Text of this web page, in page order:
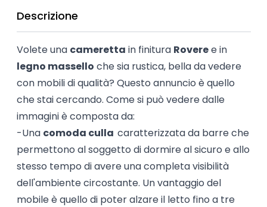
Descrizione
Volete una cameretta in finitura Roveree in
legno massello che sia rustica, bella da vedere
con mobili di qualità? Questo annuncio è quello
che stai cercando. Come si può vedere dalle
immagini è composta da:
-Una comoda culla caratterizzata da barre che
permettono al soggetto di dormire al sicuro e allo
stesso tempo di avere una completa visibilità
dell'ambiente circostante. Un vantaggio del
mobile è quello di poter alzare il letto fino a tre